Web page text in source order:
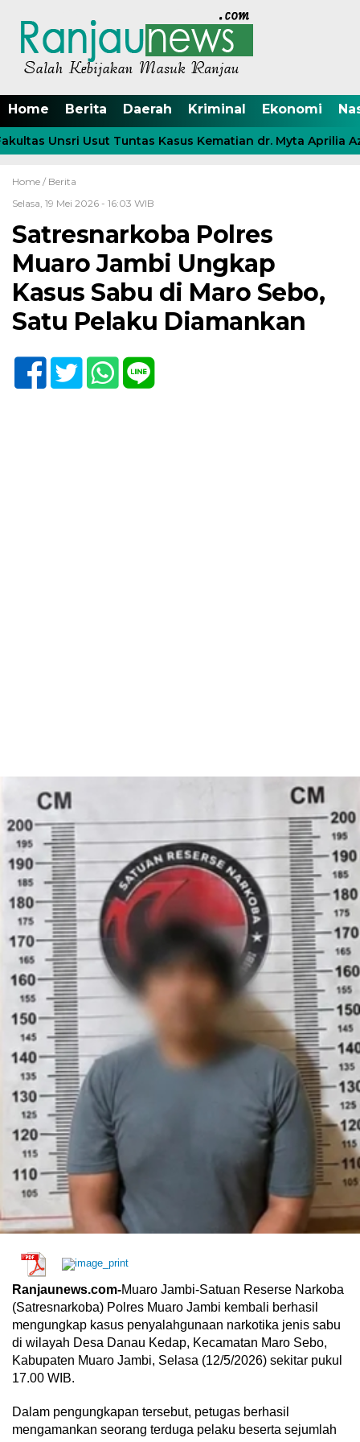
Home Berita Daerah Kriminal Ekonomi
Unsri Usut Tuntas Kasus Kematian dr. Myta Aprilia
Home / Berita
Selasa, 19 Mei 2026 - 16:03 WIB
Satresnarkoba Polres
Muaro Jambi Ungkap
Kasus Sabu di Maro Sebo,
Satu Pelaku Diamankan
Ranjaunews.com-Muaro Jambi-Satuan Reserse Narkoba
(Satresnarkoba) Polres Muaro Jambi kembali berhasil
mengungkap kasus penyalahgunaan narkotika jenis sabu
di wilayah Desa Danau Kedap, Kecamatan Maro Sebo,
Kabupaten Muaro Jambi, Selasa (12/5/2026) sekitar pukul
17.00 WIB.
‎Dalam pengungkapan tersebut, petugas berhasil
mengamankan seorang terduga pelaku beserta sejumlah